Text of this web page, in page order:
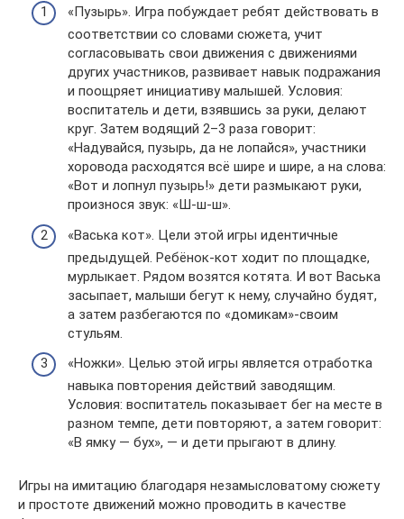
«Пузырь». Игра побуждает ребят действовать в
соответствии со словами сюжета, учит
согласовывать свои движения с движениями
других участников, развивает навык подражания
и поощряет инициативу малышей. Условия:
воспитатель и дети, взявшись за руки, делают
круг. Затем водящий 2–3 раза говорит:
«Надувайся, пузырь, да не лопайся», участники
хоровода расходятся всё шире и шире, а на слова:
«Вот и лопнул пузырь!» дети размыкают руки,
произнося звук: «Ш-ш-ш».
«Васька кот». Цели этой игры идентичные
предыдущей. Ребёнок-кот ходит по площадке,
мурлыкает. Рядом возятся котята. И вот Васька
засыпает, малыши бегут к нему, случайно будят,
а затем разбегаются по «домикам»-своим
стульям.
«Ножки». Целью этой игры является отработка
навыка повторения действий заводящим.
Условия: воспитатель показывает бег на месте в
разном темпе, дети повторяют, а затем говорит:
«В ямку — бух», — и дети прыгают в длину.
Игры на имитацию благодаря незамысловатому сюжету
и простоте движений можно проводить в качестве